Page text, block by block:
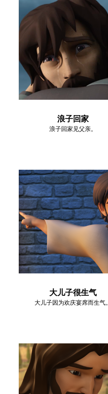
浪子回家
浪子回家见父亲。
大儿子很生气
大儿子因为欢庆宴席而生气。